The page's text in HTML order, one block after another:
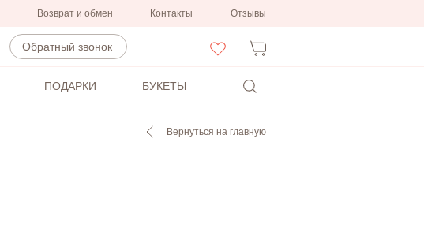
Возврат и обмен Контакты Отзывы
Обратный звонок
ПОДАРКИ БУКЕТЫ
Вернуться на главную